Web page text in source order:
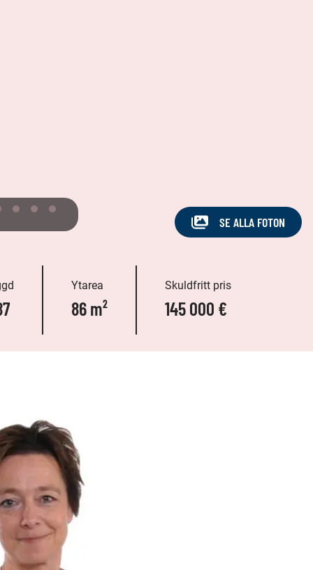
SE ALLA FOTON
Ytarea
86 m²
Skuldfritt pris
145 000 €